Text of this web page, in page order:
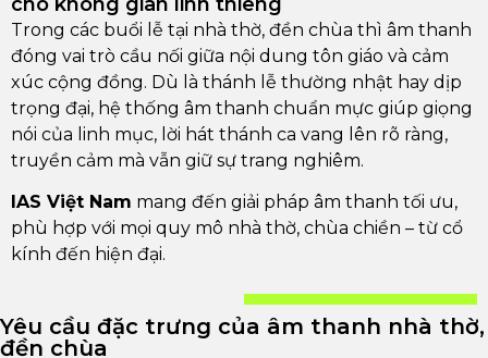
Trong các buổi lễ tại nhà thờ, đền chùa thì âm thanh
đóng vai trò cầu nối giữa nội dung tôn giáo và cảm
xúc cộng đồng. Dù là thánh lễ thường nhật hay dịp
trọng đại, hệ thống âm thanh chuẩn mực giúp giọng
nói của linh mục, lời hát thánh ca vang lên rõ ràng,
truyền cảm mà vẫn giữ sự trang nghiêm.
IAS Việt Nam mang đến giải pháp âm thanh tối ưu,
phù hợp với mọi quy mô nhà thờ, chùa chiền – từ cổ
kính đến hiện đại.
Yêu cầu đặc trưng của âm thanh nhà thờ,
đền chùa